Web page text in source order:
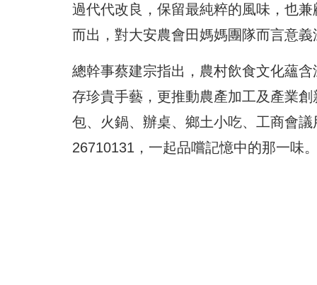
過代代改良，保留最純粹的風味，也
而出，對大安農會田媽媽團隊而言意義
總幹事蔡建宗指出，農村飲食文化蘊
存珍貴手藝，更推動農產加工及產業
包、火鍋、辦桌、鄉土小吃、工商會
26710131，一起品嚐記憶中的那一味。